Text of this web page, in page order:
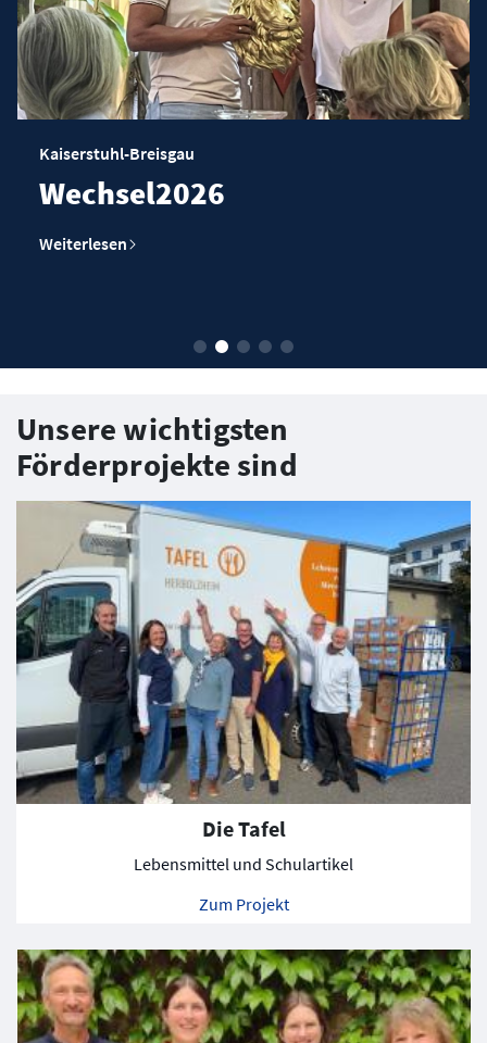
Kaiserstuhl-Breisgau
Wechsel2026
Weiterlesen
Unsere wichtigsten
Förderprojekte sind
Die Tafel
Lebensmittel und Schulartikel
Zum Projekt